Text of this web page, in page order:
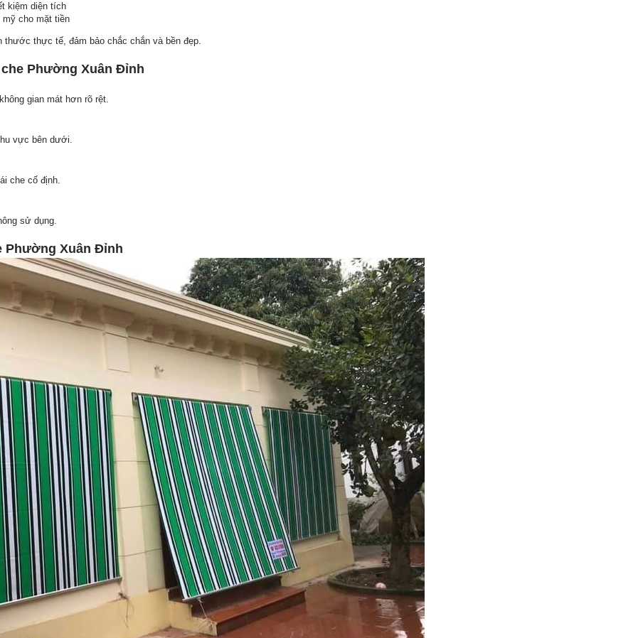
kiệm diện tích
cho mặt tiền
thực tế, đảm bảo chắc chắn và bền đẹp.
Phường Xuân Đỉnh
gian mát hơn rõ rệt.
vực bên dưới.
che cố định.
sử dụng.
Phường Xuân Đỉnh